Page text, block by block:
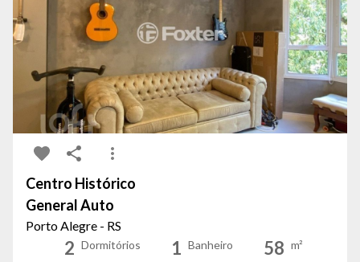
Centro Histórico
General Auto
Porto Alegre - RS
2 Dormitórios 1 Banheiro 58 m²